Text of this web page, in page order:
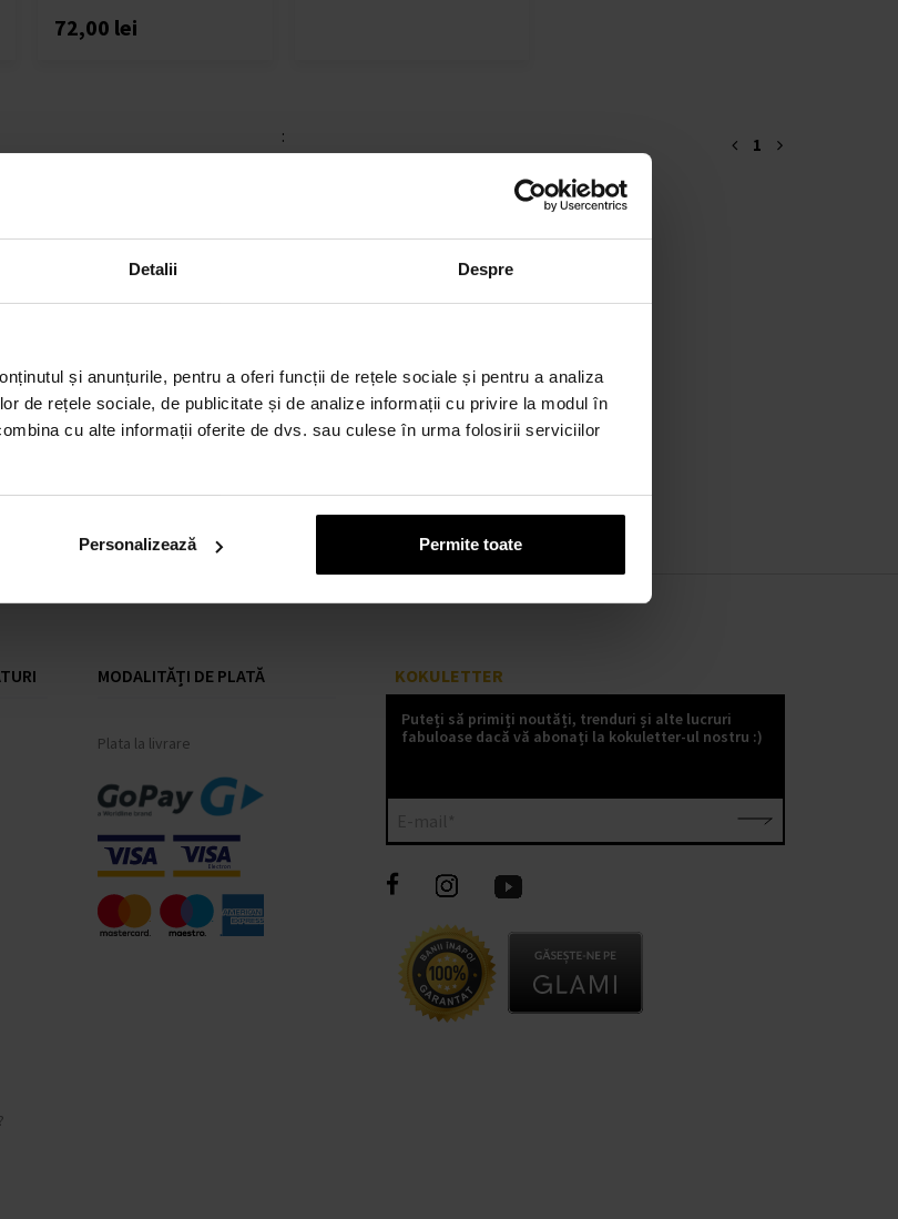
Detalii Despre
și anunțurile, pentru a oferi funcții de rețele sociale și pentru a analiza
de rețele sociale, de publicitate și de analize informații cu privire la modul în
cu alte informații oferite de dvs. sau culese în urma folosirii serviciilor
Personalizează Permite toate
72,00 lei
: 1
MODALITĂȚI DE PLATĂ
Plata la livrare
KOKULETTER
Puteți să primiți noutăți, trenduri și alte lucruri
fabuloase dacă vă abonați la kokuletter-ul nostru :)